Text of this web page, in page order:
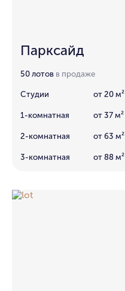
Парксайд
50 лотов в продаже
Студии от 20 м²
1-комнатная от 37 м²
2-комнатная от 63 м²
3-комнатная от 88 м²